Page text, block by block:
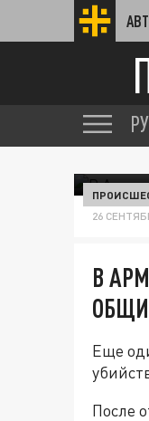
26
В
Еще
После